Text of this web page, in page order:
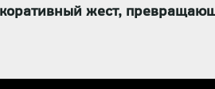
жест,